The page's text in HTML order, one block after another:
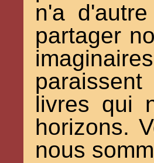
n'a
partager
livres qui
horizons.
nous